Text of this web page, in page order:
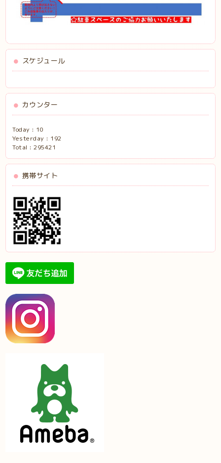
スケジュール
カウンター
Today : 10
Yesterday : 192
Total :295421
携帯サイト